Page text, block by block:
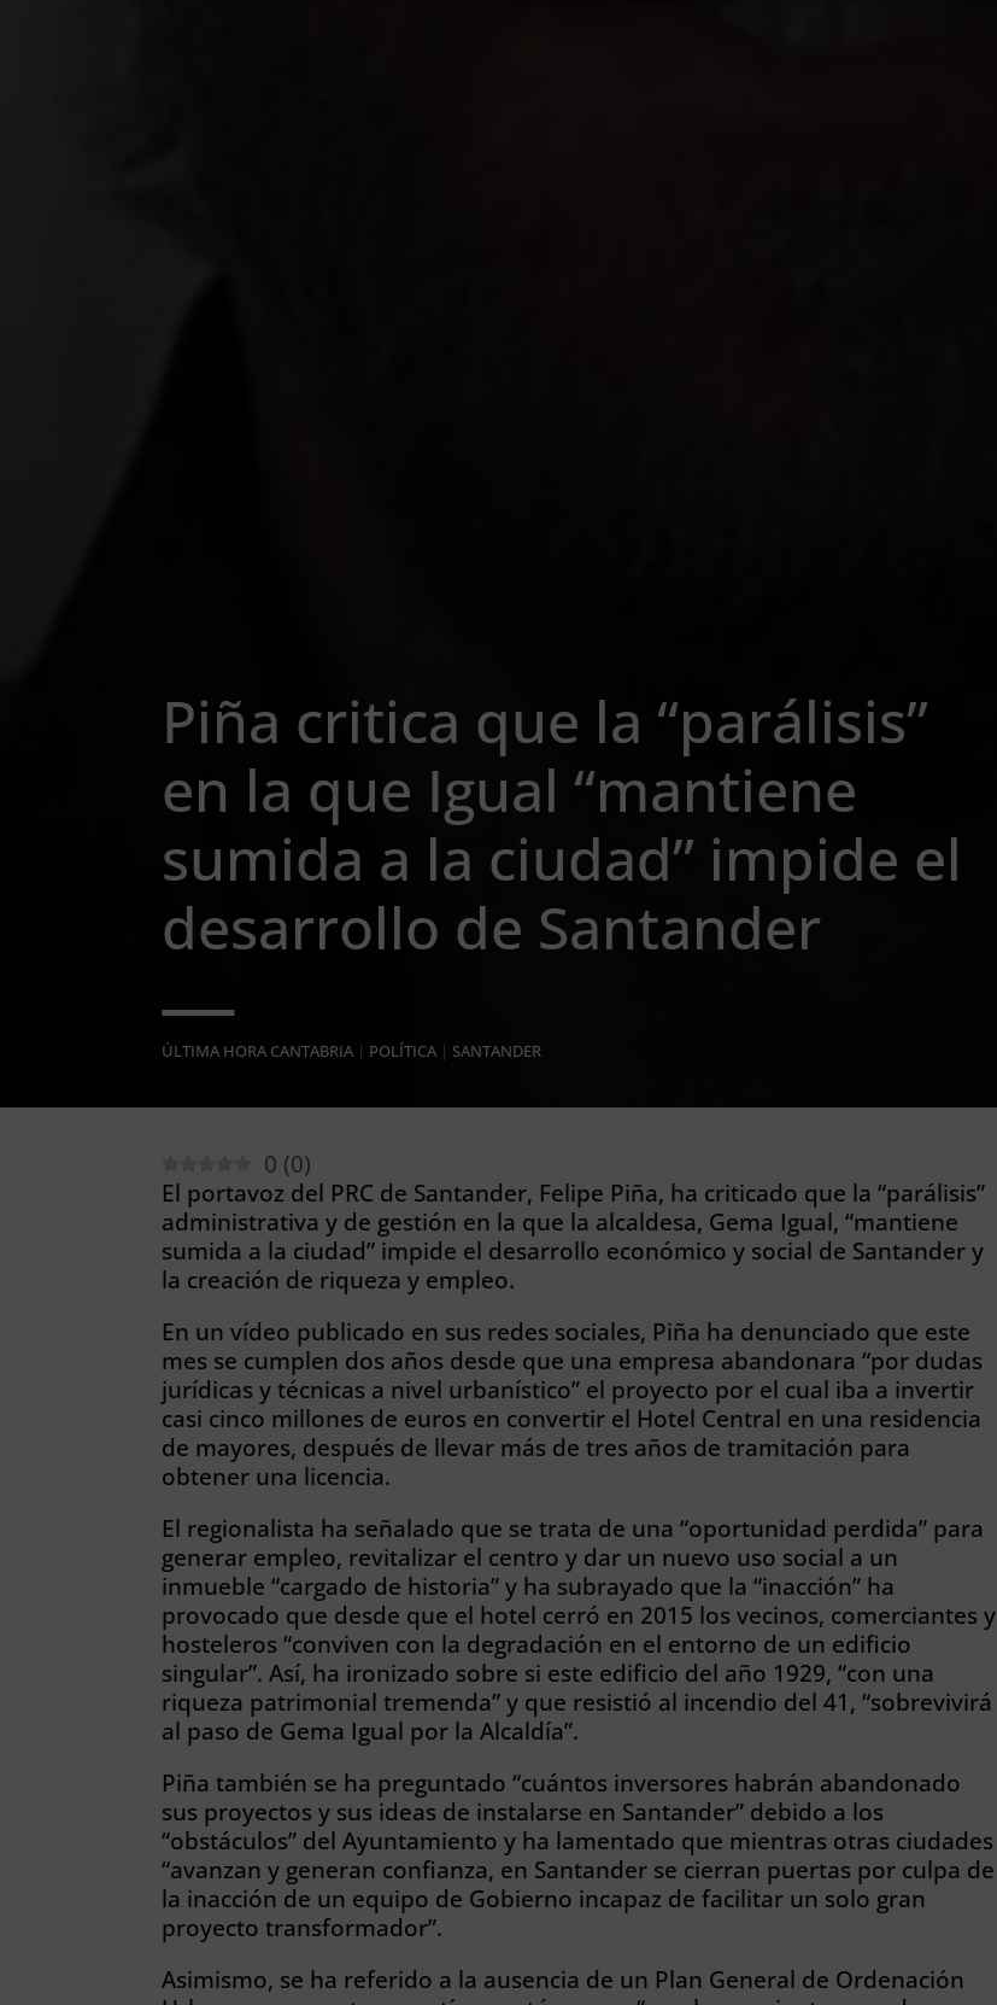
Piña critica que la “parálisis”
en la que Igual “mantiene
sumida a la ciudad” impide el
desarrollo de Santander
ÚLTIMA HORA CANTABRIA | POLÍTICA | SANTANDER
0 (0)
El portavoz del PRC de Santander, Felipe Piña, ha criticado que la “parálisis”
administrativa y de gestión en la que la alcaldesa, Gema Igual, “mantiene
sumida a la ciudad” impide el desarrollo económico y social de Santander y
la creación de riqueza y empleo.
En un vídeo publicado en sus redes sociales, Piña ha denunciado que este
mes se cumplen dos años desde que una empresa abandonara “por dudas
jurídicas y técnicas a nivel urbanístico” el proyecto por el cual iba a invertir
casi cinco millones de euros en convertir el Hotel Central en una residencia
de mayores, después de llevar más de tres años de tramitación para
obtener una licencia.
El regionalista ha señalado que se trata de una “oportunidad perdida” para
generar empleo, revitalizar el centro y dar un nuevo uso social a un
inmueble “cargado de historia” y ha subrayado que la “inacción” ha
provocado que desde que el hotel cerró en 2015 los vecinos, comerciantes y
hosteleros “conviven con la degradación en el entorno de un edificio
singular”. Así, ha ironizado sobre si este edificio del año 1929, “con una
riqueza patrimonial tremenda” y que resistió al incendio del 41, “sobrevivirá
al paso de Gema Igual por la Alcaldía”.
Piña también se ha preguntado “cuántos inversores habrán abandonado
sus proyectos y sus ideas de instalarse en Santander” debido a los
“obstáculos” del Ayuntamiento y ha lamentado que mientras otras ciudades
“avanzan y generan confianza, en Santander se cierran puertas por culpa de
la inacción de un equipo de Gobierno incapaz de facilitar un solo gran
proyecto transformador”.
Asimismo, se ha referido a la ausencia de un Plan General de Ordenación